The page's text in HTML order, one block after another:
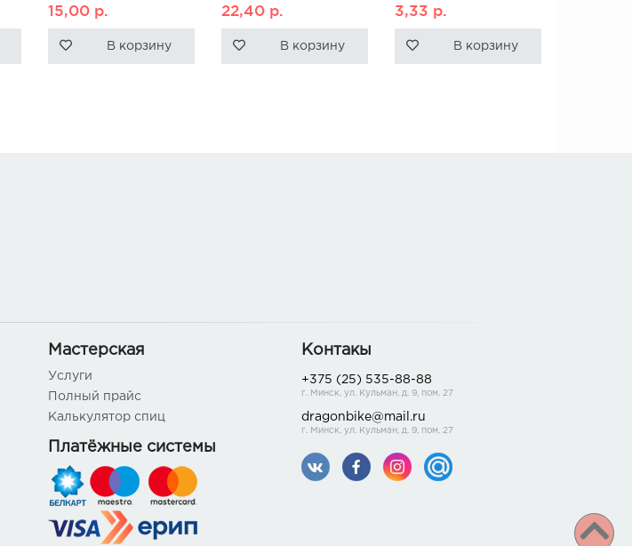
15,00 р.
В корзину
22,40 р.
В корзину
3,33 р.
В корзину
Мастерская
Услуги
Полный прайс
Калькулятор спиц
Платёжные системы
Контакы
+375 (25) 535-88-88
г. Минск, ул. Кульман, д. 9, пом. 27
dragonbike@mail.ru
г. Минск, ул. Кульман, д. 9, пом. 27